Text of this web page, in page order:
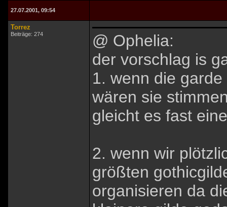
27.07.2001, 09:54
Torrez
Beiträge: 274
@ Ophelia:
der vorschlag is
1. wenn die
wären sie
gleicht es fast
2. wenn wir
größten
organisieren da